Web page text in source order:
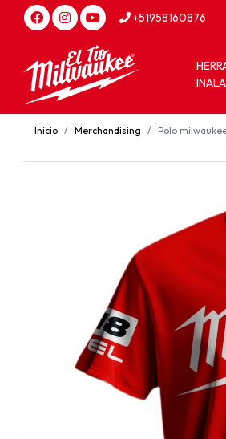
+51958160876
Inicio Merchandising Polo